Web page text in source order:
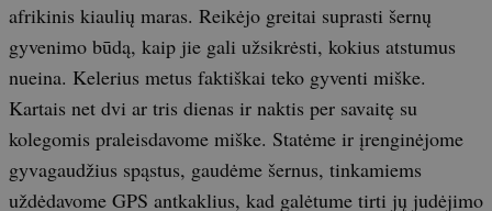
afrikinis kiaulių maras. Reikėjo greitai suprasti šernų
gyvenimo būdą, kaip jie gali užsikrėsti, kokius atstumus
nueina. Kelerius metus faktiškai teko gyventi miške.
Kartais net dvi ar tris dienas ir naktis per savaitę su
kolegomis praleisdavome miške. Statėme ir įrenginėjome
gyvagaudžius spąstus, gaudėme šernus, tinkamiems
uždėdavome GPS antkaklius, kad galėtume tirti jų judėjimo